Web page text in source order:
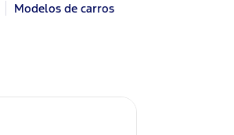
Modelos de carros